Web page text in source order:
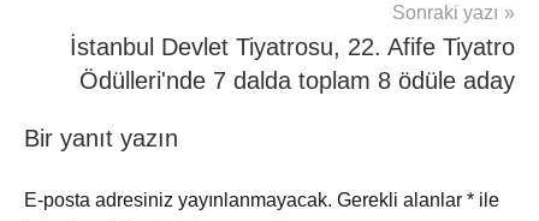
Sonraki yazı
İstanbul Devlet Tiyatrosu, 22. Afife Tiyatro
Ödülleri'nde 7 dalda toplam 8 ödüle aday
Bir yanıt yazın
E-posta adresiniz yayınlanmayacak. Gerekli alanlar * ile